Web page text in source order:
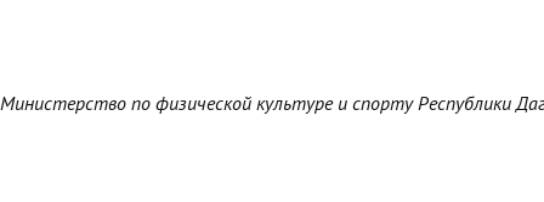
Министерство по физической культуре и спорту Республики